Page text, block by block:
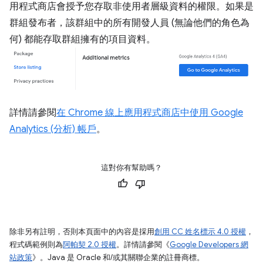
用程式商店會授予您存取非使用者層級資料的權限。如果是
群組發布者，該群組中的所有開發人員 (無論他們的角色為
何) 都能存取群組擁有的項目資料。
詳情請參閱在 Chrome 線上應用程式商店中使用 Google
Analytics (分析) 帳戶。
這對你有幫助嗎？
除非另有註明，否則本頁面中的內容是採用創用 CC 姓名標示 4.0 授權 ，
程式碼範例則為阿帕契 2.0 授權。詳情請參閱《Google Developers 網
站政策》。Java 是 Oracle 和/或其關聯企業的註冊商標。